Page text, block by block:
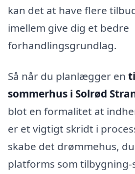
kan det at have flere
imellem give dig et bedre
forhandlingsgrundlag.
Så når du planlægger en
sommerhus i Solrød
blot en formalitet at
er et vigtigt skridt i
skabe det drømmehus,
platforms som